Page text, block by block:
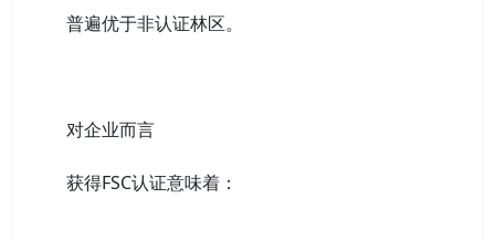
普遍优于非认证林区。
对企业而言
获得FSC认证意味着：